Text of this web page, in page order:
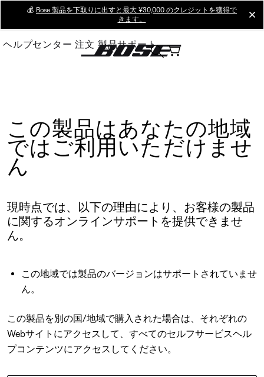
Main
💰 Bose 製品を下取りに出すと最大 ¥30,000 のクレジットを獲得で
きます。
ヘルプセンター 注文 製品サポート
この製品はあなたの地域
ではご利用いただけませ
ん
現時点では、以下の理由により、お客様の製品
に関するオンラインサポートを提供できませ
ん。
この地域では製品のバージョンはサポートされていませ
ん。
この製品を別の国/地域で購入された場合は、それぞれの
Webサイトにアクセスして、すべてのセルフサービスヘル
プコンテンツにアクセスしてください。